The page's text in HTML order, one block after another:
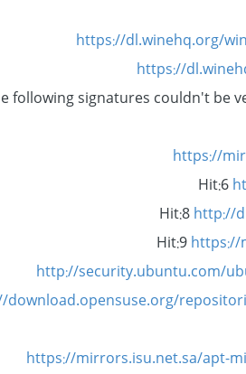
https://dl.winehq.org/
https://
following signatures couldn't be
https://
Hit:6
Hit:8http://
Hit:9https://
http://security.ubuntu.com/
download.opensuse.org/
https://mirrors.isu.net.sa/apt-